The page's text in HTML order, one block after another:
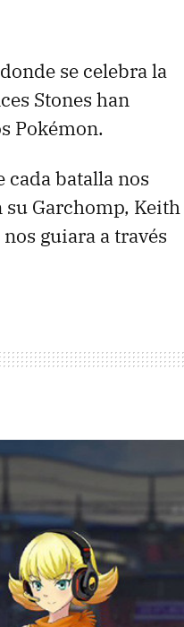
se celebra la
Stones han
Pokémon.
cada batalla nos
Garchomp, Keith
guiara a través